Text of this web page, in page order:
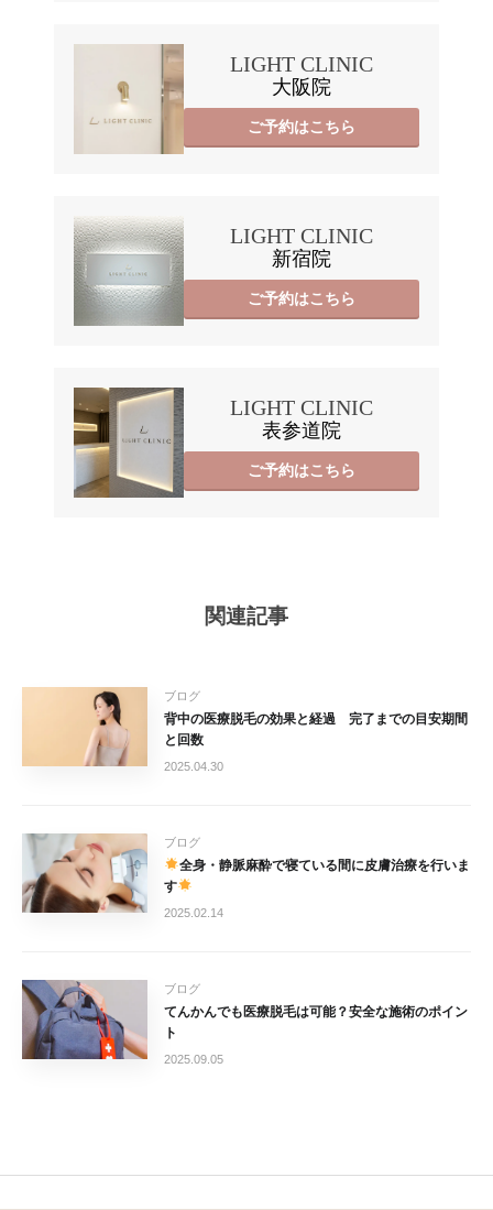
LIGHT CLINIC
大阪院
ご予約はこちら
LIGHT CLINIC
新宿院
ご予約はこちら
LIGHT CLINIC
表参道院
ご予約はこちら
関連記事
ブログ
背中の医療脱毛の効果と経過 完了までの目安期間
と回数
2025.04.30
ブログ
全身・静脈麻酔で寝ている間に皮膚治療を行いま
す
2025.02.14
ブログ
てんかんでも医療脱毛は可能？安全な施術のポイン
ト
2025.09.05